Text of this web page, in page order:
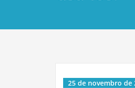
25 de novembro de